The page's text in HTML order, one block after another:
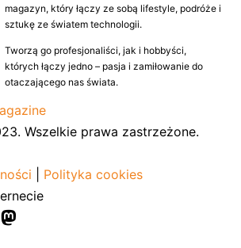
magazyn, który łączy ze sobą lifestyle, podróże i
sztukę ze światem technologii.
Tworzą go profesjonaliści, jak i hobbyści,
których łączy jedno – pasja i zamiłowanie do
otaczającego nas świata.
Wszelkie prawa zastrzeżone.
Polityka cookies